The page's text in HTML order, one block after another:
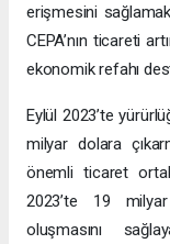
erişmesini
CEPA’nın ticareti
ekonomik refahı
Eylül 2023’te
milyar dolara
önemli ticaret
2023’te 19
oluşmasını